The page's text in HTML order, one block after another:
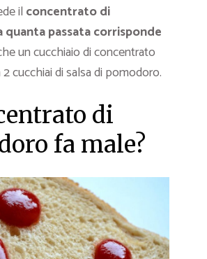
ilconcentrato di
passata corrisponde
un cucchiaio di concentrato
cucchiai di salsa di pomodoro.
di
fa male?